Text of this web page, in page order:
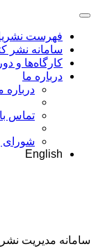
فهرست
سامانه نشر
کارگاه‌ها و
درباره ما
درباره
تماس
شورای
English
سامانه مدیریت